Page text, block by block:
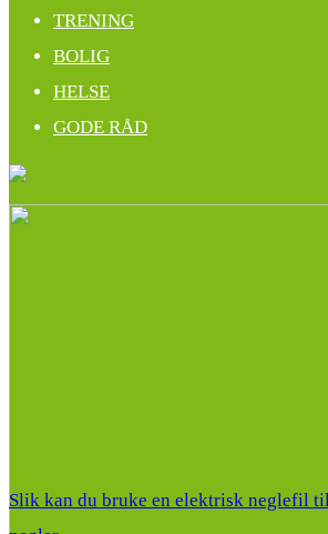
TRENING
BOLIG
HELSE
GODE RÅD
Slik kan du bruke en elektrisk neglefil